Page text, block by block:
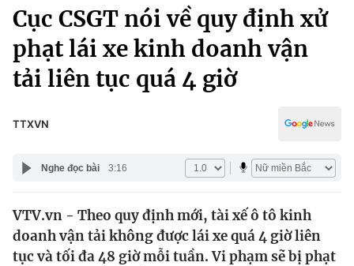
Chuyên mục
Chính trị
Thế giới
Pháp luật
Thể thao
Truyền hình
Văn hóa - Giải trí
Giáo dục
Cục CSGT nói về quy định xử
phạt lái xe kinh doanh vận
tải liên tục quá 4 giờ
TTXVN
Nghe đọc bài 3:16
VTV.vn - Theo quy định mới, tài xế ô tô kinh
doanh vận tải không được lái xe quá 4 giờ liên
tục và tối đa 48 giờ mỗi tuần. Vi phạm sẽ bị phạt